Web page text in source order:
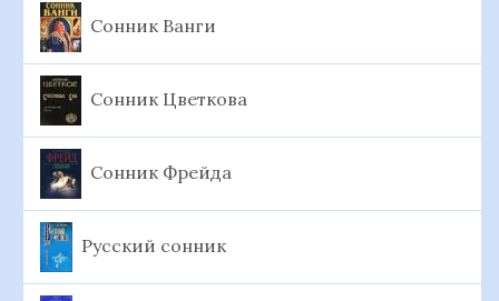
Сонник Ванги
Сонник Цветкова
Сонник Фрейда
Русский сонник